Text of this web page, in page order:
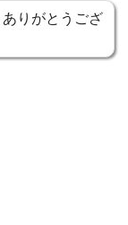
りがとうござ